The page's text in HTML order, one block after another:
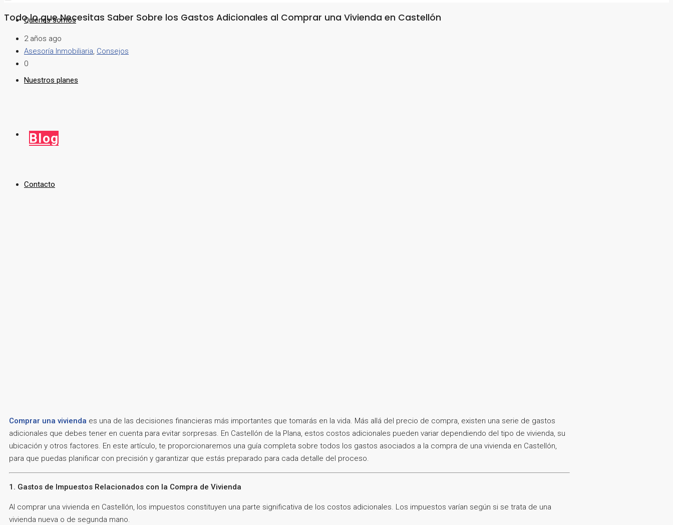
Quiénes somos
Nuestros planes
Blog
Contacto
Todo lo que Necesitas Saber Sobre los Gastos Adicionales al Comprar una Vivienda en Castellón
2 años ago
Asesoría Inmobiliaria, Consejos
0
Comprar una vivienda es una de las decisiones financieras más importantes que tomarás en la vida. Más allá del precio de compra, existen una serie de gastos
adicionales que debes tener en cuenta para evitar sorpresas. En Castellón de la Plana, estos costos adicionales pueden variar dependiendo del tipo de vivienda, su
ubicación y otros factores. En este artículo, te proporcionaremos una guía completa sobre todos los gastos asociados a la compra de una vivienda en Castellón,
para que puedas planificar con precisión y garantizar que estás preparado para cada detalle del proceso.
1. Gastos de Impuestos Relacionados con la Compra de Vivienda
Al comprar una vivienda en Castellón, los impuestos constituyen una parte significativa de los costos adicionales. Los impuestos varían según si se trata de una
vivienda nueva o de segunda mano.